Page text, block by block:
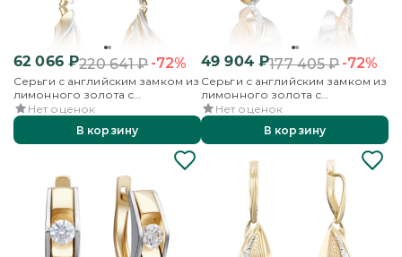
62 066₽220 641₽-72%
Серьги с английским замком из
лимонного золота с
фианитами
Нет оценок
В корзину
49 904₽177 405₽-72%
Серьги с английским замком из
лимонного золота с
фианитами
Нет оценок
В корзину